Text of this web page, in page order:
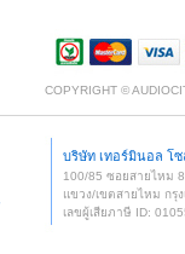
COPYRIGHT ©
บริษัท เทอร์มินอล โ
100/85 ซอยสายไหม
แขวง/เขตสายไหม กรุ
เลขผู้เสียภาษี ID: